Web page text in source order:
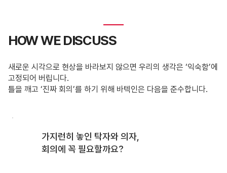
HOW WE DISCUSS
새로운 시각으로 현상을 바라보지 않으면 우리의 생각은 ‘익숙함’에
고정되어 버립니다.
틀을 깨고 ‘진짜 회의’를 하기 위해 바텍인은 다음을 준수합니다.
가지런히 놓인 탁자와 의자,
회의에 꼭 필요할까요?